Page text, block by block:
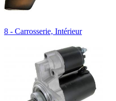
8 - Carrosserie, Intérieur